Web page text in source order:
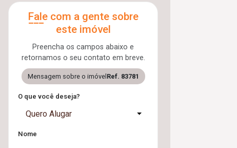
Fale com a gente sobre
este imóvel
Preencha os campos abaixo e
retornamos o seu contato em breve.
Mensagem sobre o imóvel Ref. 83781
O que você deseja?
Quero Alugar
Nome